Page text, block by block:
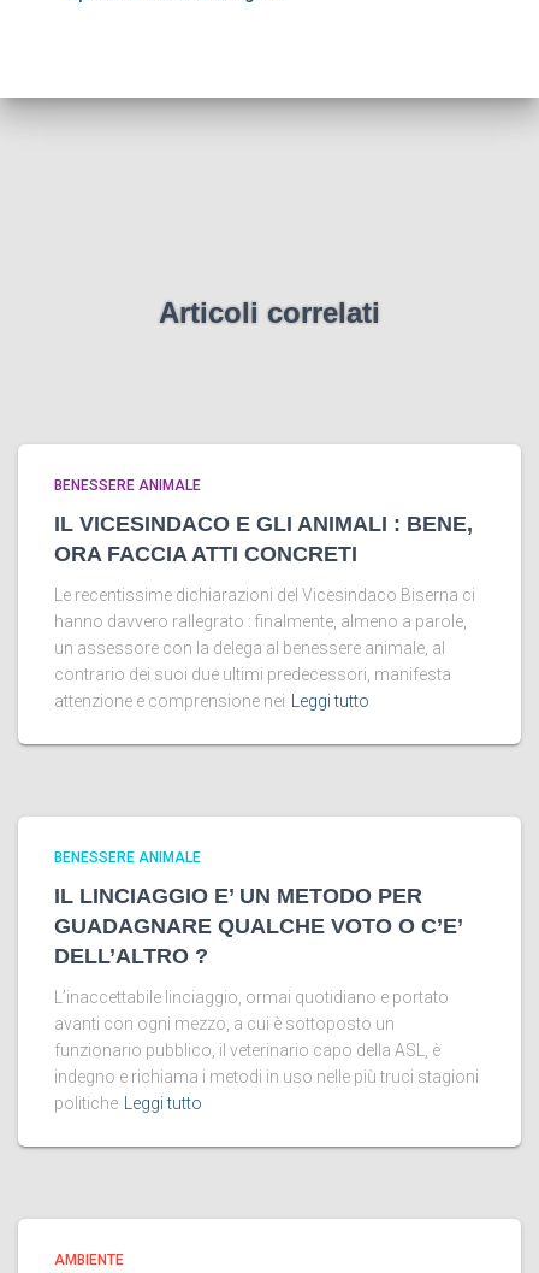
Articoli correlati
BENESSERE ANIMALE
IL VICESINDACO E GLI ANIMALI : BENE,
ORA FACCIA ATTI CONCRETI
Le recentissime dichiarazioni del Vicesindaco Biserna ci
hanno davvero rallegrato : finalmente, almeno a parole,
un assessore con la delega al benessere animale, al
contrario dei suoi due ultimi predecessori, manifesta
attenzione e comprensione nei
Leggi tutto
BENESSERE ANIMALE
IL LINCIAGGIO E’ UN METODO PER
GUADAGNARE QUALCHE VOTO O C’E’
DELL’ALTRO ?
L’inaccettabile linciaggio, ormai quotidiano e portato
avanti con ogni mezzo, a cui è sottoposto un
funzionario pubblico, il veterinario capo della ASL, è
indegno e richiama i metodi in uso nelle più truci stagioni
politiche
Leggi tutto
AMBIENTE